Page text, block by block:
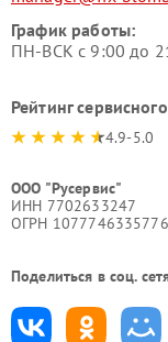
График работы:
ПН-ВСК с 9:00 до
Рейтинг
4.9-5.0
ООО "Русервис"
ИНН 7702633247
ОГРН 1077746335776
Поделиться в соц.